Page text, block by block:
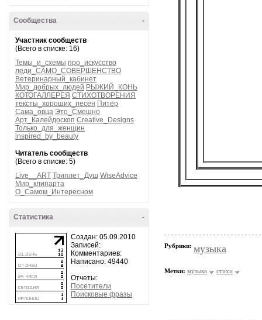
-
Сообщества
Участник сообществ
(Всего в списке: 16)
Темы_и_схемы про_искусство
леди_САМО_СОВЕРШЕНСТВО
Ветеринарный_кабинет
Мир_добрых_людей РЫЖИЙ_КОНЬ
КОТОГАЛЛЕРЕЯ СТИХОТВОРЕНИЯ
тексты_хороших_песен Питер
Сама_овца Это_Смешно
Арт_Калейдоскоп Creative_Designs
Только_для_женщин
inspired_by_beauty
Читатель сообществ
(Всего в списке: 5)
Live__ART Триплет_Душ WiseAdvice
Мир_клипарта
О_Самом_Интересном
-
Статистика
Создан: 05.09.2010
Записей:
Комментариев:
Написано: 49440
Отчеты:
Посетители
Поисковые фразы
Рубрики: музыка
Метки: музыка стихи